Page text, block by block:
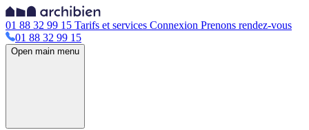
01 88 32 99 15 Tarifs et services Connexion Prenons rendez-vous
01 88 32 99 15
Open main menu